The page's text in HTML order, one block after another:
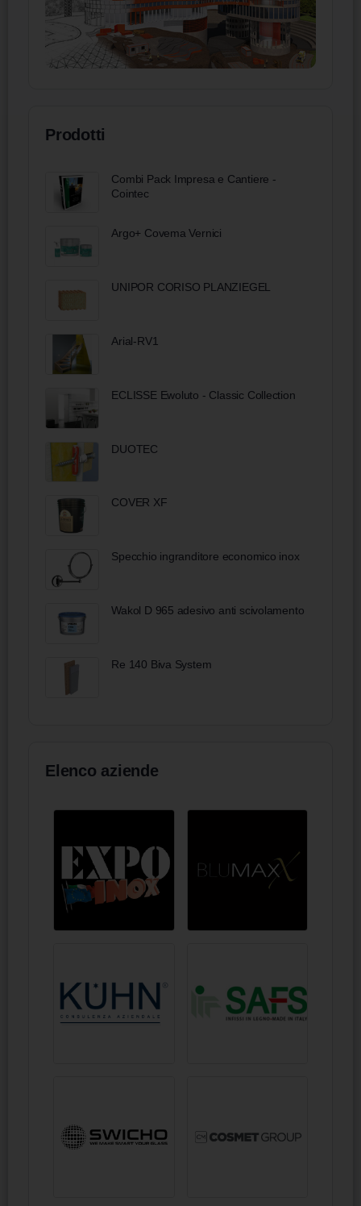
Prodotti
Combi Pack Impresa e Cantiere -
Cointec
Argo+ Covema Vernici
UNIPOR CORISO PLANZIEGEL
Arial-RV1
ECLISSE Ewoluto - Classic Collection
DUOTEC
COVER XF
Specchio ingranditore economico inox
Wakol D 965 adesivo anti scivolamento
Re 140 Biva System
Elenco aziende